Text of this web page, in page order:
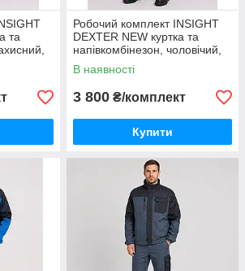
та
Робочий комплект INSIGHT
DEXTER NEW куртка та
напівкомбінезон, чоловічий,
захисний, спецодяг синьо-
бежевий
В наявності
3 800 ₴/комплект
Купити